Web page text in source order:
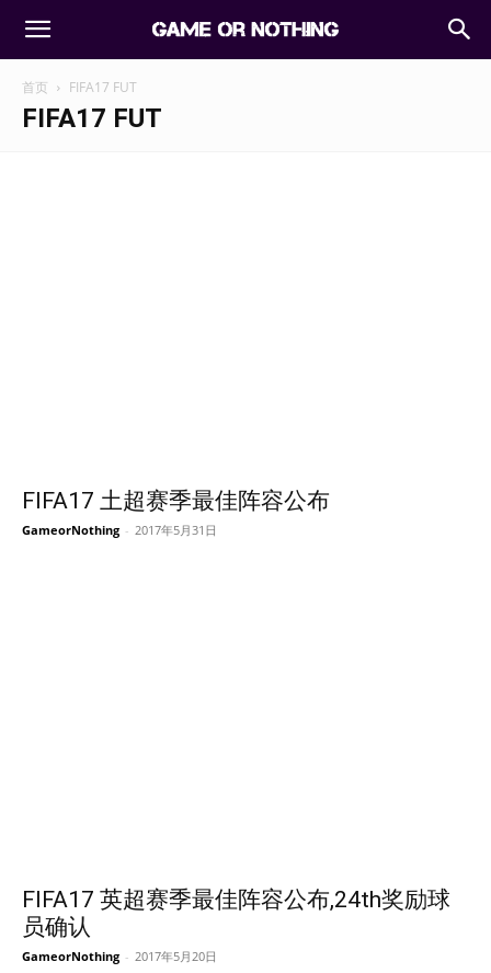
首页 FIFA17 FUT
FIFA17 FUT
FIFA17 土超赛季最佳阵容公布
GameorNothing - 2017年5月31日
FIFA17 英超赛季最佳阵容公布,24th奖励球
员确认
GameorNothing - 2017年5月20日